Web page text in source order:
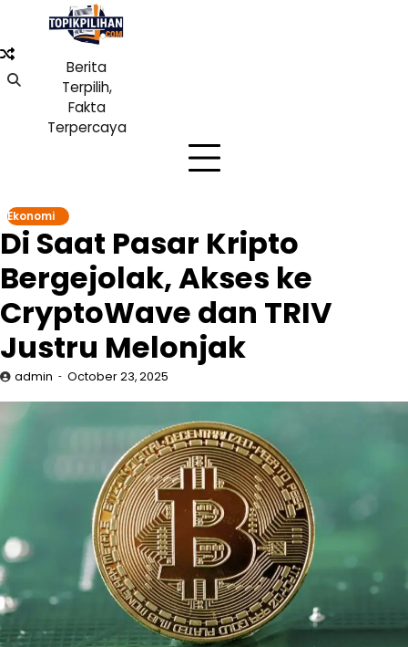
content
Berita
Terpilih,
Fakta
Terpercaya
Ekonomi
Di Saat Pasar Kripto
Bergejolak, Akses ke
CryptoWave dan TRIV
Justru Melonjak
admin October 23, 2025